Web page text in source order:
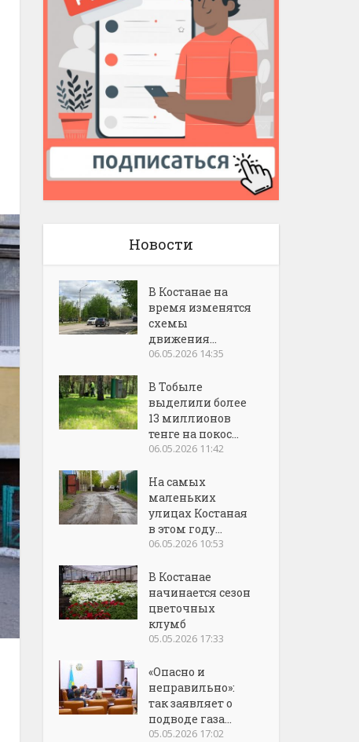
Новости
В Костанае на
время изменятся
схемы
движения...
06.05.2026 14:35
В Тобыле
выделили более
13 миллионов
тенге на покос...
06.05.2026 11:42
На самых
маленьких
улицах Костаная
в этом году...
06.05.2026 10:53
В Костанае
начинается сезон
цветочных
клумб
05.05.2026 17:33
«Опасно и
неправильно»:
так заявляет о
подводе газа...
05.05.2026 17:02